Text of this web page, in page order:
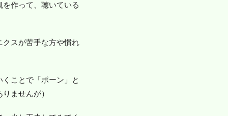
作って、聴いている
クスが苦手な方や慣れ
ことで「ポーン」と
ませんが）